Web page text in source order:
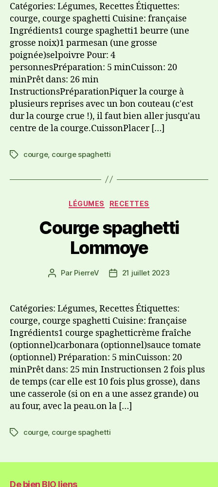
Catégories: Légumes, Recettes Étiquettes:
courge, courge spaghetti Cuisine: française
Ingrédients1 courge spaghetti1 beurre (une
grosse noix)1 parmesan (une grosse
poignée)selpoivre Pour: 4
personnesPréparation: 5 minCuisson: 20
minPrêt dans: 26 min
InstructionsPréparationPiquer la courge à
plusieurs reprises avec un bon couteau (c'est
dur la courge crue !), il faut bien aller jusqu'au
centre de la courge.CuissonPlacer […]
courge, courge spaghetti
LÉGUMES RECETTES
Courge spaghetti
Lommoye
Par PierreV 21 juillet 2023
Catégories: Légumes, Recettes Étiquettes:
courge, courge spaghetti Cuisine: française
Ingrédients1 courge spaghetticrème fraîche
(optionnel)carbonara (optionnel)sauce tomate
(optionnel) Préparation: 5 minCuisson: 20
minPrêt dans: 25 min Instructionsen 2 fois plus
de temps (car elle est 10 fois plus grosse), dans
une casserole (si on en a une assez grande) ou
au four, avec la peau.on la […]
courge, courge spaghetti
De bien BIO liens